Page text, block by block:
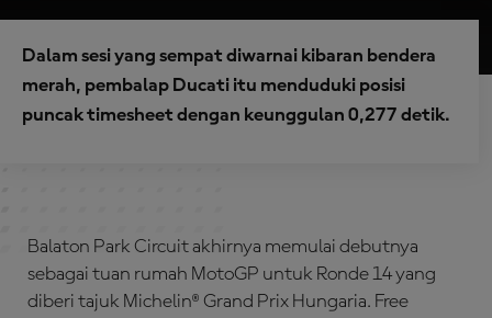
Dalam sesi yang sempat diwarnai kibaran bendera
merah, pembalap Ducati itu menduduki posisi
puncak timesheet dengan keunggulan 0,277 detik.
Balaton Park Circuit akhirnya memulai debutnya
sebagai tuan rumah MotoGP untuk Ronde 14 yang
diberi tajuk Michelin® Grand Prix Hungaria. Free